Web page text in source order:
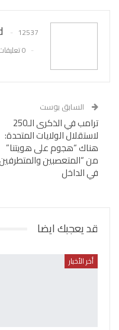
12537 المشاركات
0 تعليقات
السابق بوست
ترامب في الذكرى الـ250
لاستقلال الولايات المتحدة:
هناك “هجوم على هويتنا”
من “المتعصبين
في الداخل
قد يعجبك ايضا
أخر الأخبار